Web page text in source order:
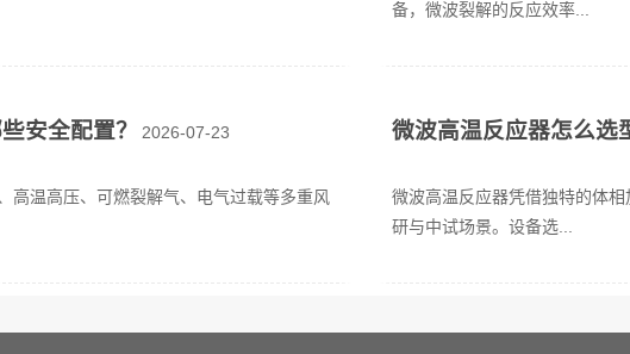
备，微波裂解的反应效率...
安全配置？
高温高压、可燃裂解气、电气过载等多重风
2026-07-23 微波高温反应器怎么选
微波高温反应器凭借独特的体
研与中试场景。设备选...